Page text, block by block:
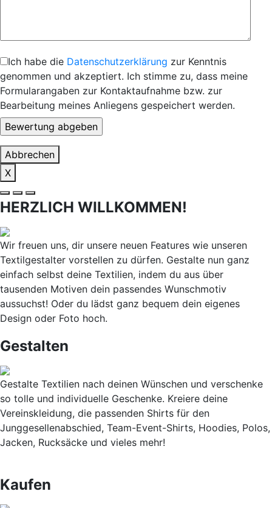
Ich habe die Datenschutzerklärung zur Kenntnis
genommen und akzeptiert. Ich stimme zu, dass meine
Formularangaben zur Kontaktaufnahme bzw. zur
Bearbeitung meines Anliegens gespeichert werden.
Abbrechen
X
HERZLICH WILLKOMMEN!
Wir freuen uns, dir unsere neuen Features wie unseren
Textilgestalter vorstellen zu dürfen. Gestalte nun ganz
einfach selbst deine Textilien, indem du aus über
tausenden Motiven dein passendes Wunschmotiv
aussuchst! Oder du lädst ganz bequem dein eigenes
Design oder Foto hoch.
Gestalten
Gestalte Textilien nach deinen Wünschen und verschenke
so tolle und individuelle Geschenke. Kreiere deine
Vereinskleidung, die passenden Shirts für den
Junggesellenabschied, Team-Event-Shirts, Hoodies, Polos,
Jacken, Rucksäcke und vieles mehr!
Kaufen